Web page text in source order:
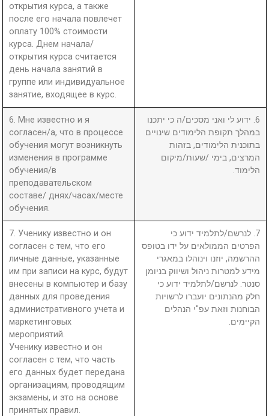
открытия курса, а также
после его начала повлечет
оплату 100% стоимости
курса. Днем начала/
открытия курса считается
день начала занятий в
группе или индивидуальное
занятие, входящее в курс.
6. Мне известно и я
согласен/а, что в процессе
обучения могут возникнуть
изменения в программе
обучения/в
преподавательском
составе/ днях/часах/месте
обучения.
6. ידוע לי ואני מסכים/ה כי יתכנו
במהלך תקופת הלימודים שינויים
בתוכנית הלימודים, בזהות
המרצים, בימי /שעות/מיקום
הלימוד.
7. Ученику известно и он
согласен с тем, что его
личные данные, указанные
им при записи на курс, будут
внесены в компьютер и базу
данных для проведения
административного учета и
маркетинговых
мероприятий.
Ученику известно и он
согласен с тем, что часть
его данных будет передана
организациям, проводящим
экзамены, и это на основе
принятых правил.
7. לנרשם/לתלמיד ידוע כי
הפרטים הממולאים על ידו בטופס
ההרשמה, יוזנו וינוהלו במאגרי
מידע למטרות ניהול ושיווק בניומן
סנטר. לנרשם/לתלמיד ידוע כי
חלק מהנתונים יועברו לרשויות
הבוחנות וזאת עפ"י הנהלים
הקיימים.